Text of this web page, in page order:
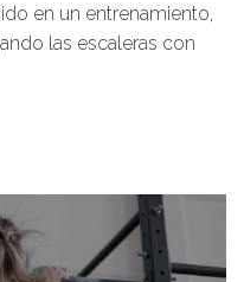
en un entrenamiento,
las escaleras con